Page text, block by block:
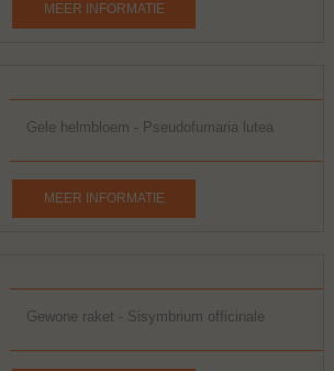
MEER INFORMATIE
Gele helmbloem - Pseudofumaria lutea
MEER INFORMATIE
Gewone raket - Sisymbrium officinale